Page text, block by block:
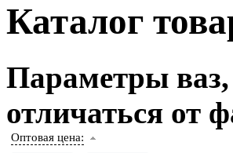
Каталог
Параметры ваз,
отличаться от
Оптовая цена: